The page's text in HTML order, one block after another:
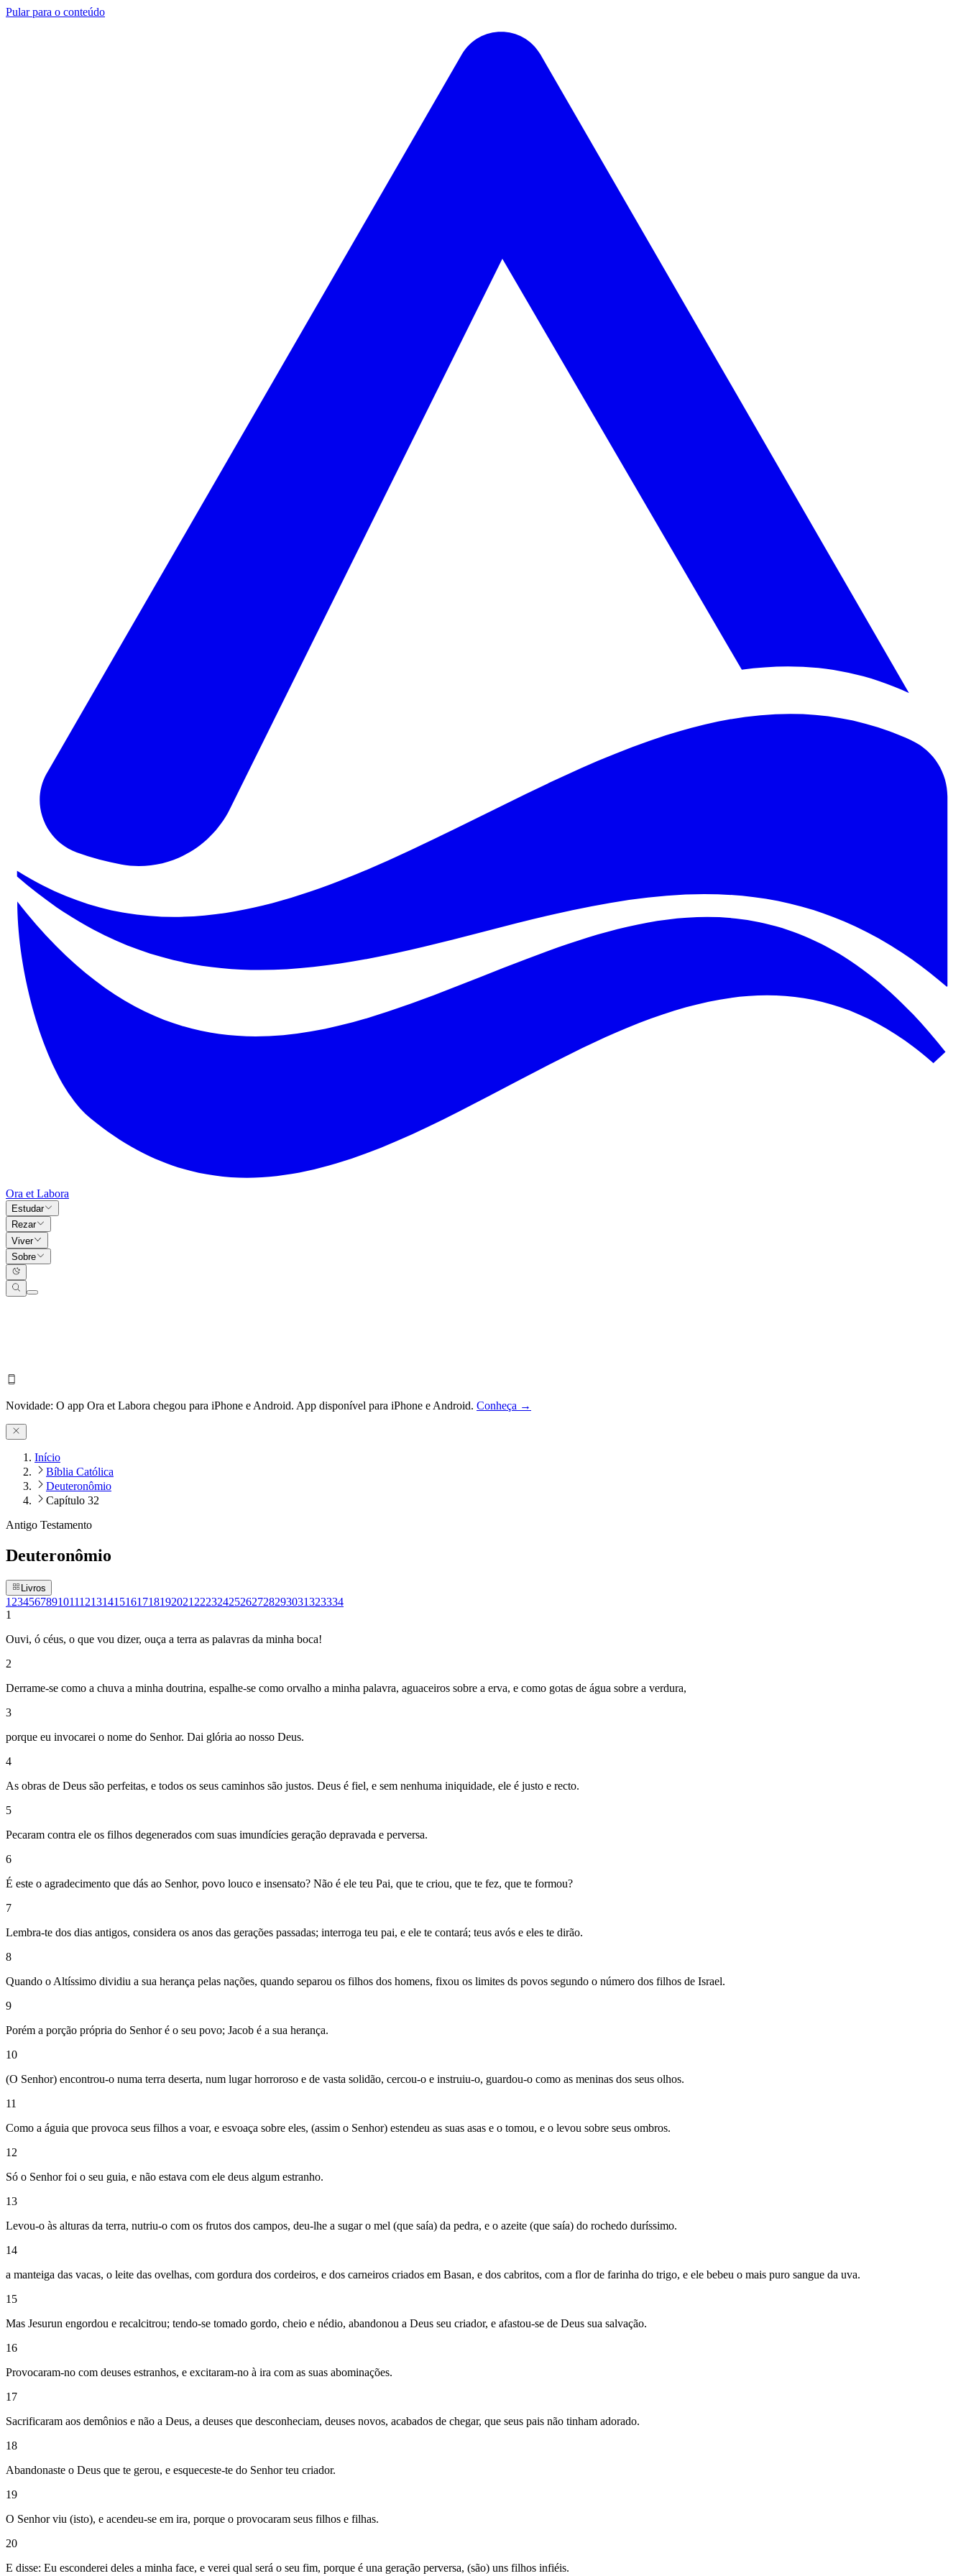
Pular para o conteúdo
Ora et Labora
Estudar
Rezar
Viver
Sobre
Novidade: O app Ora et Labora chegou para iPhone e Android. App disponível para iPhone e Android. Conheça →
Início
Bíblia Católica
Deuteronômio
Capítulo 32
Antigo Testamento
Deuteronômio
Livros
1 23456789101112131415161718192021 22232425262728293031323334
1
Ouvi, ó céus, o que vou dizer, ouça a terra as palavras da minha boca!
2
Derrame-se como a chuva a minha doutrina, espalhe-se como orvalho a minha palavra, aguaceiros sobre a erva, e como gotas de água sobre a verdura,
3
porque eu invocarei o nome do Senhor. Dai glória ao nosso Deus.
4
As obras de Deus são perfeitas, e todos os seus caminhos são justos. Deus é fiel, e sem nenhuma iniquidade, ele é justo e recto.
5
Pecaram contra ele os filhos degenerados com suas imundícies geração depravada e perversa.
6
É este o agradecimento que dás ao Senhor, povo louco e insensato? Não é ele teu Pai, que te criou, que te fez, que te formou?
7
Lembra-te dos dias antigos, considera os anos das gerações passadas; interroga teu pai, e ele te contará; teus avós e eles te dirão.
8
Quando o Altíssimo dividiu a sua herança pelas nações, quando separou os filhos dos homens, fixou os limites ds povos segundo o número dos filhos de Israel.
9
Porém a porção própria do Senhor é o seu povo; Jacob é a sua herança.
10
(O Senhor) encontrou-o numa terra deserta, num lugar horroroso e de vasta solidão, cercou-o e instruiu-o, guardou-o como as meninas dos seus olhos.
11
Como a águia que provoca seus filhos a voar, e esvoaça sobre eles, (assim o Senhor) estendeu as suas asas e o tomou, e o levou sobre seus ombros.
12
Só o Senhor foi o seu guia, e não estava com ele deus algum estranho.
13
Levou-o às alturas da terra, nutriu-o com os frutos dos campos, deu-lhe a sugar o mel (que saía) da pedra, e o azeite (que saía) do rochedo duríssimo.
14
a manteiga das vacas, o leite das ovelhas, com gordura dos cordeiros, e dos carneiros criados em Basan, e dos cabritos, com a flor de farinha do trigo, e ele bebeu o mais puro sangue da uva.
15
Mas Jesurun engordou e recalcitrou; tendo-se tomado gordo, cheio e nédio, abandonou a Deus seu criador, e afastou-se de Deus sua salvação.
16
Provocaram-no com deuses estranhos, e excitaram-no à ira com as suas abominações.
17
Sacrificaram aos demônios e não a Deus, a deuses que desconheciam, deuses novos, acabados de chegar, que seus pais não tinham adorado.
18
Abandonaste o Deus que te gerou, e esqueceste-te do Senhor teu criador.
19
O Senhor viu (isto), e acendeu-se em ira, porque o provocaram seus filhos e filhas.
20
E disse: Eu esconderei deles a minha face, e verei qual será o seu fim, porque é una geração perversa, (são) uns filhos infiéis.